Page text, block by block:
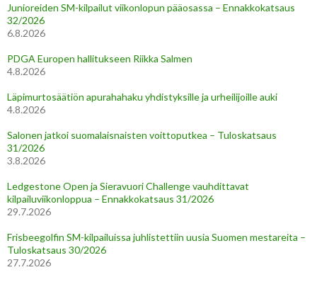
Junioreiden SM-kilpailut viikonlopun pääosassa – Ennakkokatsaus
32/2026
6.8.2026
PDGA Europen hallitukseen Riikka Salmen
4.8.2026
Läpimurtosäätiön apurahahaku yhdistyksille ja urheilijoille auki
4.8.2026
Salonen jatkoi suomalaisnaisten voittoputkea – Tuloskatsaus
31/2026
3.8.2026
Ledgestone Open ja Sieravuori Challenge vauhdittavat
kilpailuviikonloppua – Ennakkokatsaus 31/2026
29.7.2026
Frisbeegolfin SM-kilpailuissa juhlistettiin uusia Suomen mestareita –
Tuloskatsaus 30/2026
27.7.2026